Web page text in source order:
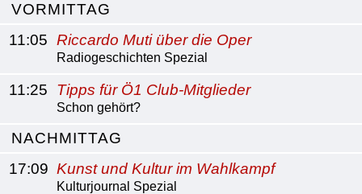
VORMITTAG
11:05 Riccardo Muti über die Oper
Radiogeschichten Spezial
11:25 Tipps für Ö1 Club-Mitglieder
Schon gehört?
NACHMITTAG
17:09 Kunst und Kultur im Wahlkampf
Kulturjournal Spezial